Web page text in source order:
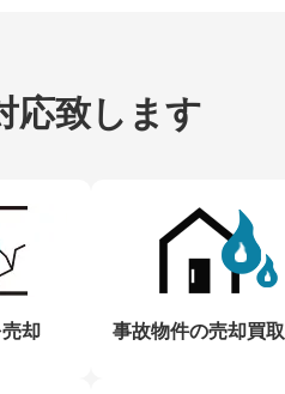
応致します
却 事故物件の売却買取